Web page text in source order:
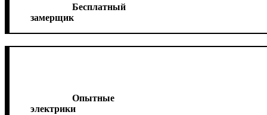
Бесплатный
замерщик
Опытные
электрики